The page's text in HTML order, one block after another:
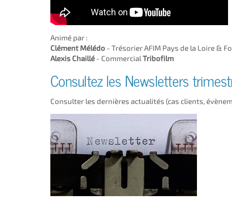
Animé par :
Clément Mélédo - Trésorier AFIM Pays de la Loire &
Alexis Chaillé - Commercial Tribofilm
Consultez les Newsletters
Consulter les dernières actualités (cas clients,